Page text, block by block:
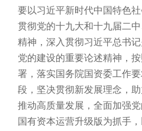
要以习近平新时代中国特色
贯彻党的十九大和十九届二
精神，深入贯彻习近平总书
党的建设的重要论述精神，
署，落实国务院国资委工作
段，坚决贯彻新发展理念，
推动高质量发展，全面加强
国有资本运营升级版为抓手